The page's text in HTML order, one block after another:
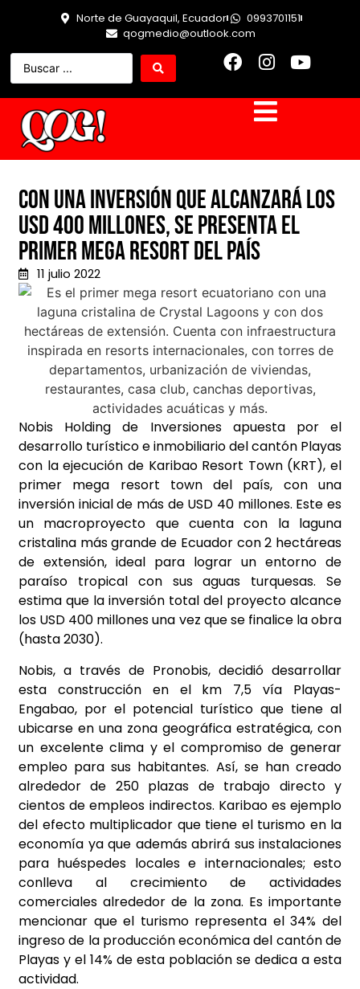
Norte de Guayaquil, Ecuador
0993701151
qogmedio@outlook.com
Con una inversión que alcanzará los
USD 400 millones, se presenta el
primer mega resort del país
11 julio 2022
Nobis Holding de Inversiones apuesta por el
desarrollo turístico e inmobiliario del cantón Playas
con la ejecución de Karibao Resort Town (KRT), el
primer mega resort town del país, con una
inversión inicial de más de USD 40 millones. Este es
un macroproyecto que cuenta con la laguna
cristalina más grande de Ecuador con 2 hectáreas
de extensión, ideal para lograr un entorno de
paraíso tropical con sus aguas turquesas. Se
estima que la inversión total del proyecto alcance
los USD 400 millones una vez que se finalice la obra
(hasta 2030).
Nobis, a través de Pronobis, decidió desarrollar
esta construcción en el km 7,5 vía Playas-
Engabao, por el potencial turístico que tiene al
ubicarse en una zona geográfica estratégica, con
un excelente clima y el compromiso de generar
empleo para sus habitantes. Así, se han creado
alrededor de 250 plazas de trabajo directo y
cientos de empleos indirectos. Karibao es ejemplo
del efecto multiplicador que tiene el turismo en la
economía ya que además abrirá sus instalaciones
para huéspedes locales e internacionales; esto
conlleva al crecimiento de actividades
comerciales alrededor de la zona. Es importante
mencionar que el turismo representa el 34% del
ingreso de la producción económica del cantón de
Playas y el 14% de esta población se dedica a esta
actividad.